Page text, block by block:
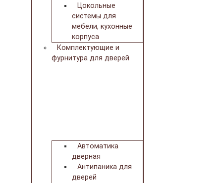
Цокольные
системы для
мебели, кухонные
корпуса
Комплектующие и
фурнитура для дверей
Автоматика
дверная
Антипаника для
дверей